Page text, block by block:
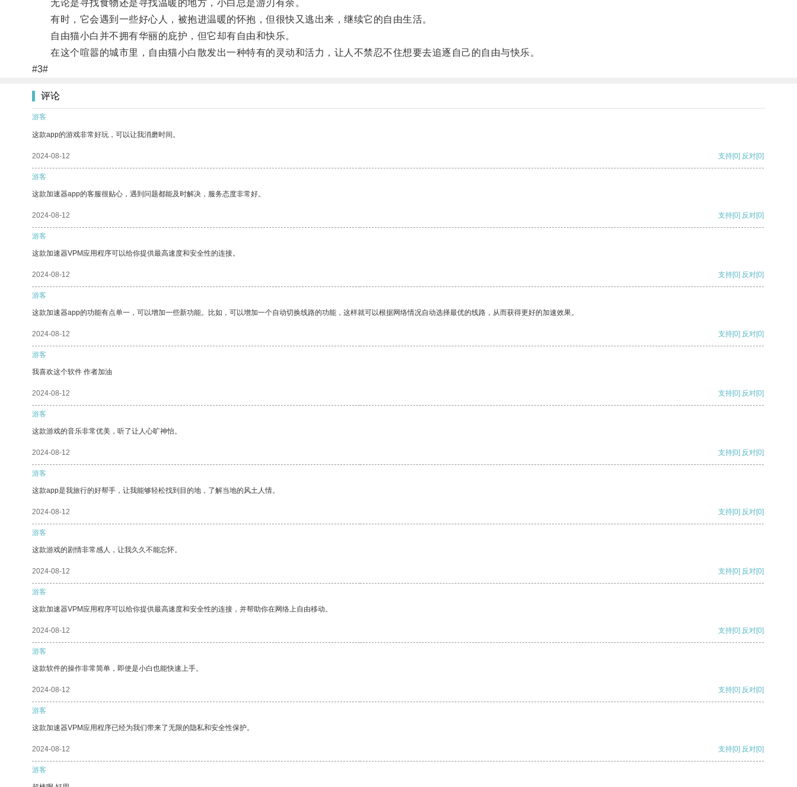
无论是寻找食物还是寻找温暖的地方，小白总是游刃有余。
有时，它会遇到一些好心人，被抱进温暖的怀抱，但很快又逃出来，继续它的自由生活。
自由猫小白并不拥有华丽的庇护，但它却有自由和快乐。
在这个喧嚣的城市里，自由猫小白散发出一种特有的灵动和活力，让人不禁忍不住想要去追逐自己的自由与快乐。
#3#
评论
游客
这款app的游戏非常好玩，可以让我消磨时间。
2024-08-12 支持[0] 反对[0]
游客
这款加速器app的客服很贴心，遇到问题都能及时解决，服务态度非常好。
2024-08-12 支持[0] 反对[0]
游客
这款加速器VPM应用程序可以给你提供最高速度和安全性的连接。
2024-08-12 支持[0] 反对[0]
游客
这款加速器app的功能有点单一，可以增加一些新功能。比如，可以增加一个自动切换线路的功能，这样就可以根据网络情况自动选择最优的线路，从而获得更好的加速效果。
2024-08-12 支持[0] 反对[0]
游客
我喜欢这个软件 作者加油
2024-08-12 支持[0] 反对[0]
游客
这款游戏的音乐非常优美，听了让人心旷神怡。
2024-08-12 支持[0] 反对[0]
游客
这款app是我旅行的好帮手，让我能够轻松找到目的地，了解当地的风土人情。
2024-08-12 支持[0] 反对[0]
游客
这款游戏的剧情非常感人，让我久久不能忘怀。
2024-08-12 支持[0] 反对[0]
游客
这款加速器VPM应用程序可以给你提供最高速度和安全性的连接，并帮助你在网络上自由移动。
2024-08-12 支持[0] 反对[0]
游客
这款软件的操作非常简单，即使是小白也能快速上手。
2024-08-12 支持[0] 反对[0]
游客
这款加速器VPM应用程序已经为我们带来了无限的隐私和安全性保护。
2024-08-12 支持[0] 反对[0]
游客